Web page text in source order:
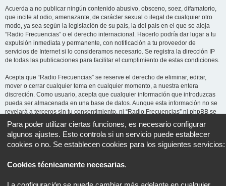
Acuerda a no publicar ningún contenido abusivo, obsceno, soez, difamatorio,
que incite al odio, amenazante, de carácter sexual o ilegal de cualquier otro
modo, ya sea según la legislación de su país, la del país en el que se aloja
“Radio Frecuencias” o el derecho internacional. Hacerlo podría dar lugar a tu
expulsión inmediata y permanente, con notificación a tu proveedor de
servicios de Internet si lo consideramos necesario. Se registra la dirección IP
de todas las publicaciones para facilitar el cumplimiento de estas condiciones.
Acepta que “Radio Frecuencias” se reserve el derecho de eliminar, editar,
mover o cerrar cualquier tema en cualquier momento, a nuestra entera
discreción. Como usuario, acepta que cualquier información que introduzcas
pueda ser almacenada en una base de datos. Aunque esta información no se
revelará a terceros sin tu consentimiento, ni “Radio Frecuencias” ni phpBB se
harán responsables de ningún intento de piratería informática que pueda dar
lugar a la compromisión de los datos.
Para poder utilizar ciertas funciones, es necesario configurar
algunos ajustes. Esto controla si un servicio puede establecer
cookies o no. Se establecen cookies para los siguientes servicios:
Cookies técnicamente necesarias.